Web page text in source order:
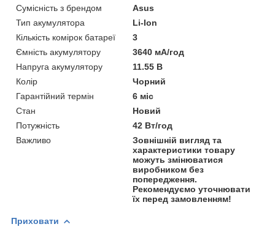
Сумісність з брендом
Asus
Тип акумулятора
Li-Ion
Кількість комірок батареї
3
Ємність акумулятору
3640 мА/год
Напруга акумулятору
11.55 В
Колір
Чорний
Гарантійний термін
6 міс
Стан
Новий
Потужність
42 Вт/год
Важливо
Зовнішній вигляд та
характеристики товару
можуть змінюватися
виробником без
попередження.
Рекомендуємо уточнювати
їх перед замовленням!
Приховати